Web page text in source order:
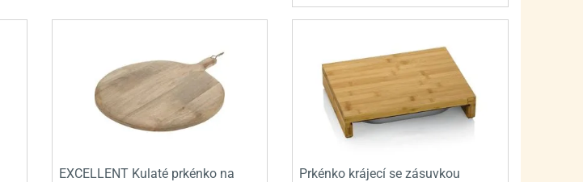
EXCELLENT Kulaté prkénko na
Prkénko krájecí se zásuvkou